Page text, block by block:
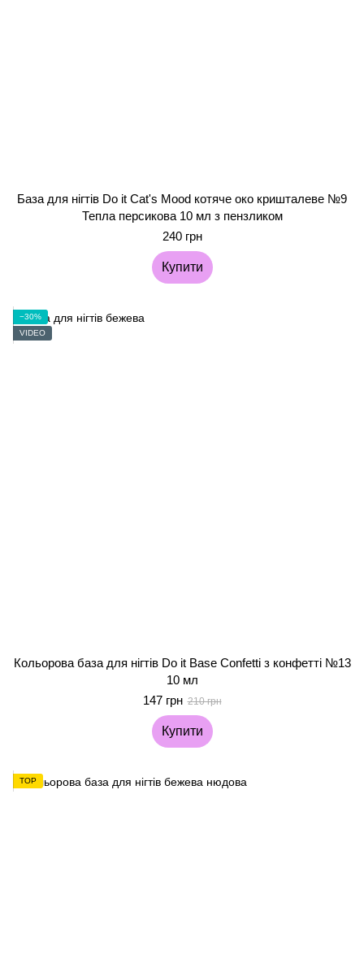
База для нігтів Do it Cat's Mood котяче око кришталеве №9
Тепла персикова 10 мл з пензликом
240 грн
Купити
−30%
VIDEO
Кольорова база для нігтів Do it Base Confetti з конфетті №13
10 мл
147 грн 210 грн
Купити
TOP